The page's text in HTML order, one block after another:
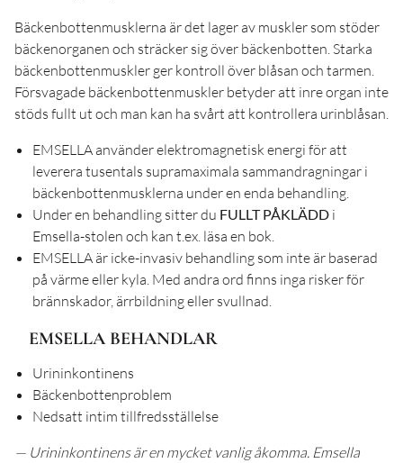
Bäckenbottenmusklerna är det lager av muskler som stöder
bäckenorganen och sträcker sig över bäckenbotten. Starka
bäckenbottenmuskler ger kontroll över blåsan och tarmen.
Försvagade bäckenbottenmuskler betyder att inre organ inte
stöds fullt ut och man kan ha svårt att kontrollera urinblåsan.
EMSELLA använder elektromagnetisk energi för att
leverera tusentals supramaximala sammandragningar i
bäckenbottenmusklerna under en enda behandling.
Under en behandling sitter du FULLT PÅKLÄDD i
Emsella-stolen och kan t.ex. läsa en bok.
EMSELLA är icke-invasiv behandling som inte är baserad
på värme eller kyla. Med andra ord finns inga risker för
brännskador, ärrbildning eller svullnad.
EMSELLA BEHANDLAR
Urininkontinens
Bäckenbottenproblem
Nedsatt intim tillfredsställelse
— Urininkontinens är en mycket vanlig åkomma. Emsella